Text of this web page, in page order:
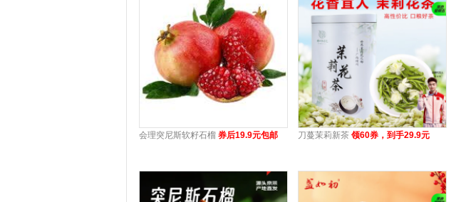
会理突尼斯软籽石榴 券后19.9元包邮 刀蔓茉莉新茶 领60券，到手29.9元